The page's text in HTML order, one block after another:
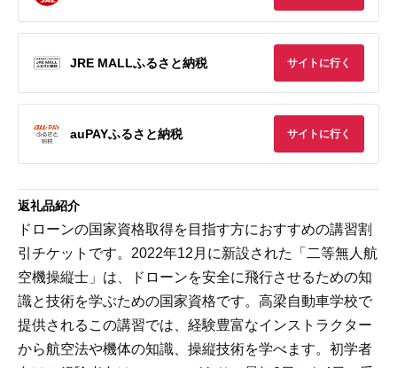
JRE MALLふるさと納税 サイトに行く
auPAYふるさと納税 サイトに行く
返礼品紹介
ドローンの国家資格取得を目指す方におすすめの講習割
引チケットです。2022年12月に新設された「二等無人航
空機操縦士」は、ドローンを安全に飛行させるための知
識と技術を学ぶための国家資格です。高梁自動車学校で
提供されるこの講習では、経験豊富なインストラクター
から航空法や機体の知識、操縦技術を学べます。初学者